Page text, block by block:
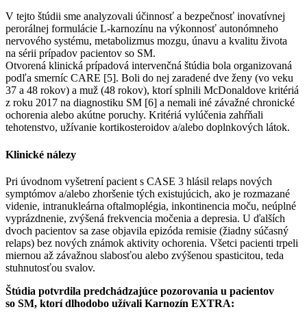
V tejto štúdii sme analyzovali účinnosť a bezpečnosť inovatívnej
perorálnej formulácie L-karnozínu na výkonnosť autonómneho
nervového systému, metabolizmus mozgu, únavu a kvalitu života
na sérii prípadov pacientov so SM.
Otvorená klinická prípadová intervenčná štúdia bola organizovaná
podľa smerníc CARE [5]. Boli do nej zaradené dve ženy (vo veku
37 a 48 rokov) a muž (48 rokov), ktorí splnili McDonaldove kritériá
z roku 2017 na diagnostiku SM [6] a nemali iné závažné chronické
ochorenia alebo akútne poruchy. Kritériá vylúčenia zahŕňali
tehotenstvo, užívanie kortikosteroidov a/alebo doplnkových látok.
Klinické nálezy
Pri úvodnom vyšetrení pacient s CASE 3 hlásil relaps nových
symptómov a/alebo zhoršenie tých existujúcich, ako je rozmazané
videnie, intranukleárna oftalmoplégia, inkontinencia moču, neúplné
vyprázdnenie, zvýšená frekvencia močenia a depresia. U ďalších
dvoch pacientov sa zase objavila epizóda remisie (žiadny súčasný
relaps) bez nových známok aktivity ochorenia. Všetci pacienti trpeli
miernou až závažnou slabosťou alebo zvýšenou spasticitou, teda
stuhnutosťou svalov.
Štúdia potvrdila predchádzajúce pozorovania u pacientov
so SM, ktorí dlhodobo užívali Karnozín EXTRA: